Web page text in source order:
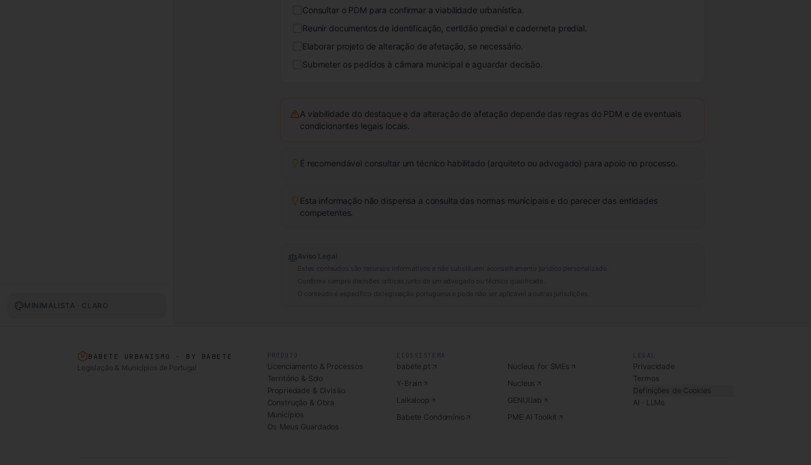
MINIMALISTA · CLARO
Consultar o PDM para confirmar a viabilidade urbanística.
Reunir documentos de identificação, certidão predial e caderneta predial.
Elaborar projeto de alteração de afetação, se necessário.
Submeter os pedidos à câmara municipal e aguardar decisão.
A viabilidade do destaque e da alteração de afetação depende das regras do PDM e de eventuais
condicionantes legais locais.
É recomendável consultar um técnico habilitado (arquiteto ou advogado) para apoio no processo.
Esta informação não dispensa a consulta das normas municipais e do parecer das entidades
competentes.
Aviso Legal
Estes conteúdos são recursos informativos e não substituem aconselhamento jurídico personalizado.
Confirme sempre decisões críticas junto de um advogado ou técnico qualificado.
O conteúdo é específico da legislação portuguesa e pode não ser aplicável a outras jurisdições.
BABETE URBANISMO · BY BABETE
Legislação & Municípios de Portugal
PRODUTO
Licenciamento & Processos
Território & Solo
Propriedade & Divisão
Construção & Obra
Municípios
Os Meus Guardados
ECOSSISTEMA
babete.pt
Nucleus for SMEs
Y-Brain
Nucleus
Laikaloop
GENUI.lab
Babete Condomínio
PME AI Toolkit
LEGAL
Privacidade
Termos
Definições de Cookies
AI · LLMs